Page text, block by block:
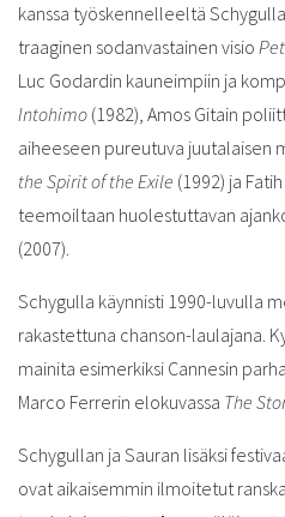
kanssa työskennelleeltä
traaginen sodanvastainen visio
Luc Godardin kauneimpiin ja
Intohimo (1982), Amos Gitain
aiheeseen pureutuva juutalaisen
the Spirit of the Exile (1992) ja
teemoiltaan huolestuttavan
(2007).
Schygulla käynnisti 1990-luvulla
rakastettuna chanson-laulajana.
mainita esimerkiksi Cannesin
Marco Ferrerin elokuvassa The
Schygullan ja Sauran lisäksi
ovat aikaisemmin ilmoitetut